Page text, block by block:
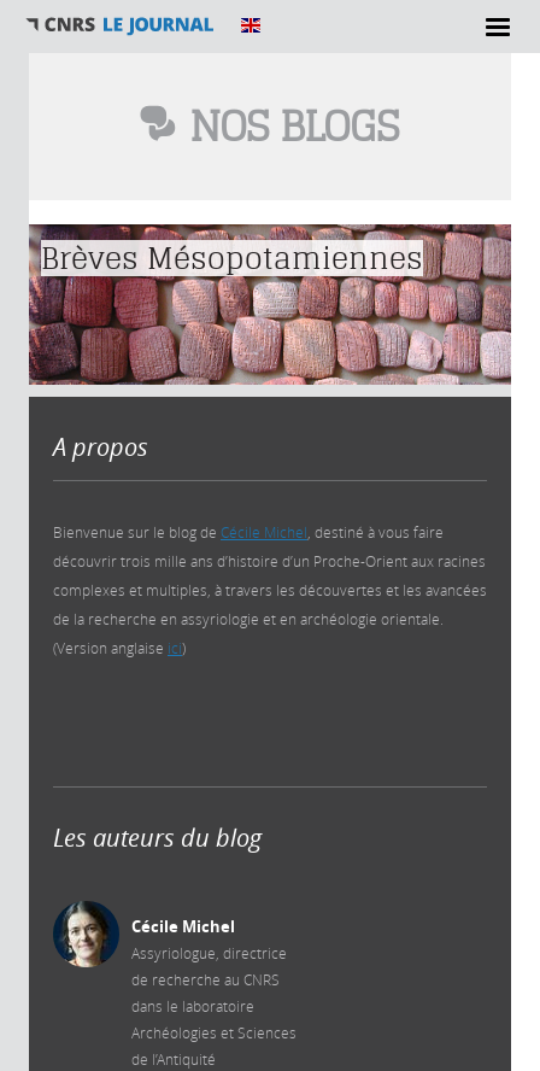
NOS BLOGS
Vous êtes ici
Brèves Mésopotamiennes
A propos
Bienvenue sur le blog de Cécile Michel, destiné à vous faire
découvrir trois mille ans d’histoire d’un Proche-Orient aux racines
complexes et multiples, à travers les découvertes et les avancées
de la recherche en assyriologie et en archéologie orientale.
(Version anglaise ici)
Les auteurs du blog
Cécile Michel
Assyriologue, directrice
de recherche au CNRS
dans le laboratoire
Archéologies et Sciences
de l’Antiquité